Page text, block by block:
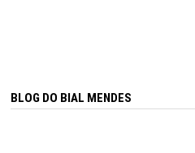
BLOG DO BIAL MENDES